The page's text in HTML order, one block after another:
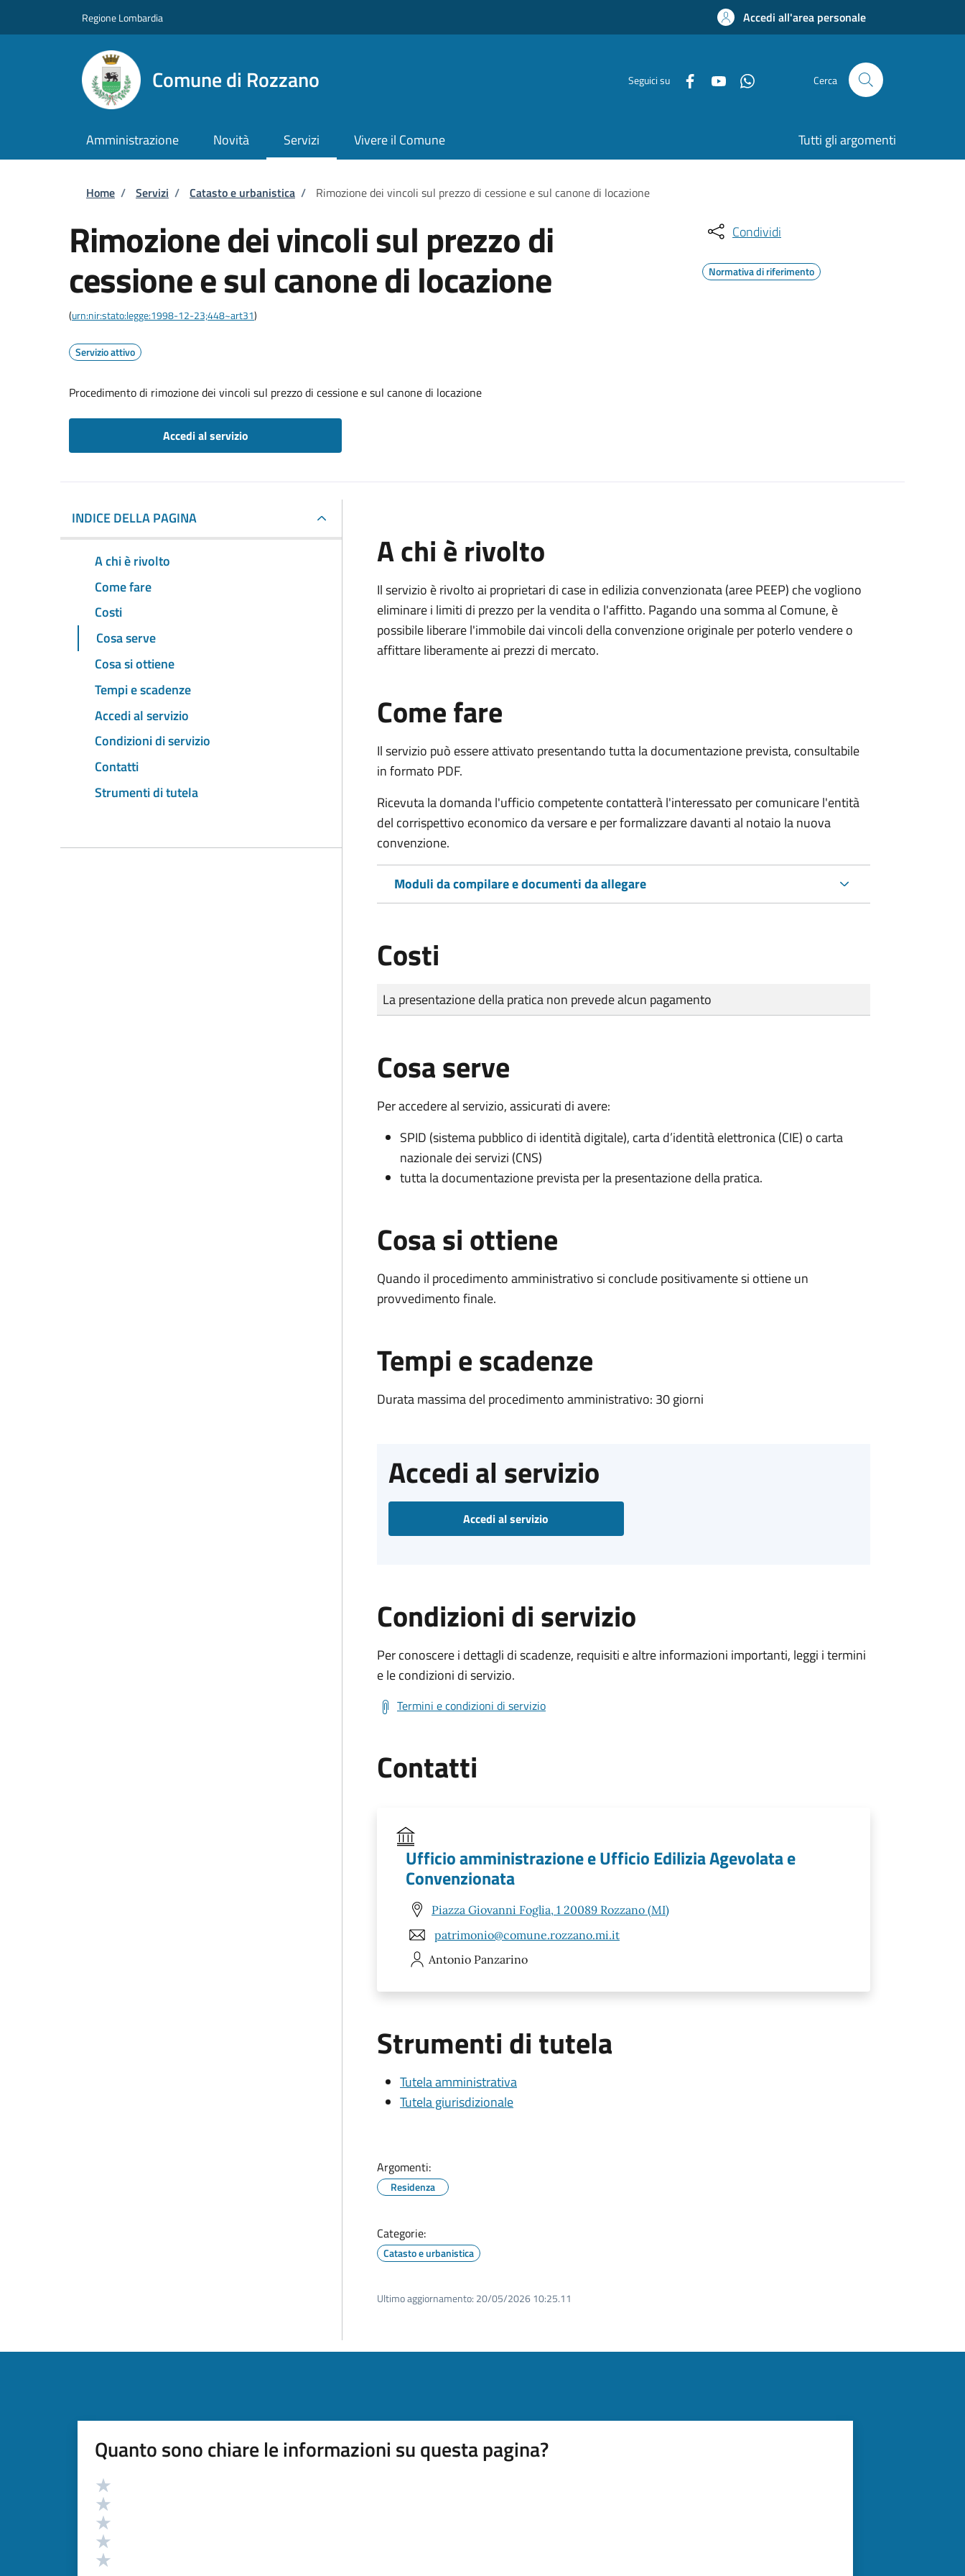
Regione Lombardia Accedi all'area personale
Comune di Rozzano Seguici su Cerca
Amministrazione Novità Servizi Vivere il Comune Tutti gli argomenti
Briciole di pane
Home / Servizi / Catasto e urbanistica / Rimozione dei vincoli sul prezzo di cessione e sul canone di locazione
Rimozione dei vincoli sul prezzo di
cessione e sul canone di locazione
(urn:nir:stato:legge:1998-12-23;448~art31)
Servizio attivo
Procedimento di rimozione dei vincoli sul prezzo di cessione e sul canone di locazione
Accedi al servizio
Condividi
Normativa di riferimento
INDICE DELLA PAGINA
A chi è rivolto
Come fare
Costi
Cosa serve
Cosa si ottiene
Tempi e scadenze
Accedi al servizio
Condizioni di servizio
Contatti
Strumenti di tutela
A chi è rivolto
Il servizio è rivolto ai proprietari di case in edilizia convenzionata (aree PEEP) che vogliono
eliminare i limiti di prezzo per la vendita o l'affitto. Pagando una somma al Comune, è
possibile liberare l'immobile dai vincoli della convenzione originale per poterlo vendere o
affittare liberamente ai prezzi di mercato.
Come fare
Il servizio può essere attivato presentando tutta la documentazione prevista, consultabile
in formato PDF.
Ricevuta la domanda l'ufficio competente contatterà l'interessato per comunicare l'entità
del corrispettivo economico da versare e per formalizzare davanti al notaio la nuova
convenzione.
Moduli da compilare e documenti da allegare
Costi
Tipo di pagamento
Importo
La presentazione della pratica non prevede alcun pagamento
Cosa serve
Per accedere al servizio, assicurati di avere:
SPID (sistema pubblico di identità digitale), carta d’identità elettronica (CIE) o carta
nazionale dei servizi (CNS)
tutta la documentazione prevista per la presentazione della pratica.
Cosa si ottiene
Quando il procedimento amministrativo si conclude positivamente si ottiene un
provvedimento finale.
Tempi e scadenze
Durata massima del procedimento amministrativo: 30 giorni
Accedi al servizio
Accedi al servizio
Condizioni di servizio
Per conoscere i dettagli di scadenze, requisiti e altre informazioni importanti, leggi i termini
e le condizioni di servizio.
Termini e condizioni di servizio
Contatti
Ufficio amministrazione e Ufficio Edilizia Agevolata e
Convenzionata
Piazza Giovanni Foglia, 1 20089 Rozzano (MI)
patrimonio@comune.rozzano.mi.it
Antonio Panzarino
Strumenti di tutela
Tutela amministrativa
Tutela giurisdizionale
Argomenti:
Residenza
Categorie:
Catasto e urbanistica
Ultimo aggiornamento: 20/05/2026 10:25.11
Quanto sono chiare le informazioni su questa pagina?
Valutazione